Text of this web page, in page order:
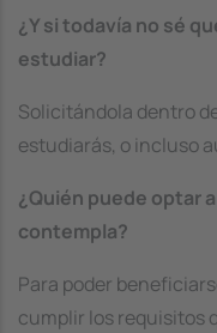
¿Y si todavía no sé
estudiar?
Solicitándola dentro
estudiarás, o incluso
¿Quién puede optar
contempla?
Para poder
cumplir los requisitos